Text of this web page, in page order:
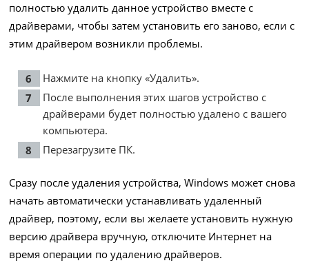
полностью удалить данное устройство вместе с
драйверами, чтобы затем установить его заново, если с
этим драйвером возникли проблемы.
Нажмите на кнопку «Удалить».
После выполнения этих шагов устройство с
драйверами будет полностью удалено с вашего
компьютера.
Перезагрузите ПК.
Сразу после удаления устройства, Windows может снова
начать автоматически устанавливать удаленный
драйвер, поэтому, если вы желаете установить нужную
версию драйвера вручную, отключите Интернет на
время операции по удалению драйверов.